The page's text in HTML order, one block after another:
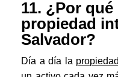
11. ¿Por
propiedad
Salvador?
Día a día la